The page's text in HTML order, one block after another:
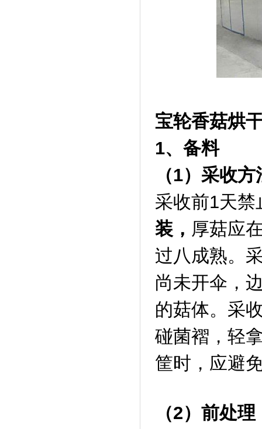
宝轮香菇烘
1、备料
（1）采收方
采收前1天
装， 厚菇应
过八成熟。
尚未开伞，
的菇体。采
碰菌褶，轻
筐时，应避
（2）前处理